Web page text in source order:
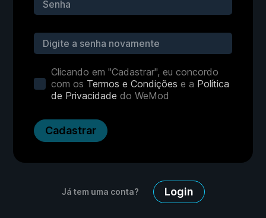
Cadastrar
Clicando em "Cadastrar", eu concordo
com os Termos e Condições e a Política
de Privacidade do WeMod
Já tem uma conta? Login